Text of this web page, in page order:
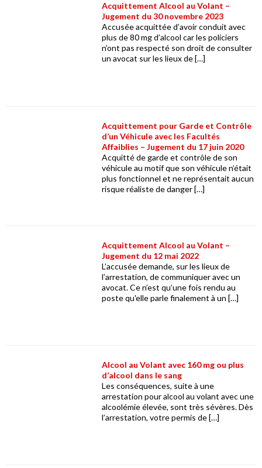
Acquittement Alcool au Volant –
Jugement du 30 novembre 2023
Accusée acquittée d’avoir conduit avec
plus de 80 mg d’alcool car les policiers
n’ont pas respecté son droit de consulter
un avocat sur les lieux de […]
Acquittement pour Garde et Contrôle
d’un Véhicule avec les Facultés
Affaiblies – Jugement du 17 juin 2020
Acquitté de garde et contrôle de son
véhicule au motif que son véhicule n’était
plus fonctionnel et ne représentait aucun
risque réaliste de danger […]
Acquittement Alcool au Volant –
Jugement du 12 mai 2022
L’accusée demande, sur les lieux de
l’arrestation, de communiquer avec un
avocat. Ce n’est qu’une fois rendu au
poste qu'elle parle finalement à un […]
Alcool au Volant avec 160 mg ou plus
d’alcool dans le sang
Les conséquences, suite à une
arrestation pour alcool au volant avec une
alcoolémie élevée, sont très sévères. Dès
l’arrestation, votre permis de […]